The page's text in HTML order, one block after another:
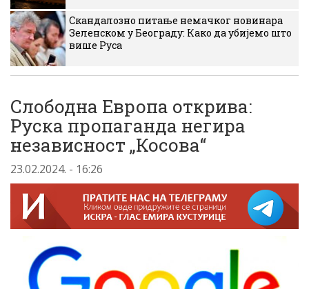
Скандалозно питање немачког новинара
Зеленском у Београду: Како да убијемо што
више Руса
Слободна Европа открива:
Руска пропаганда негира
независност „Косова“
23.02.2024. - 16:26